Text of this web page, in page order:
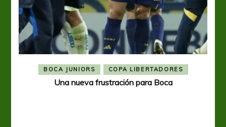
BOCA JUNIORS COPA LIBERTADORES
Una nueva frustración para Boca